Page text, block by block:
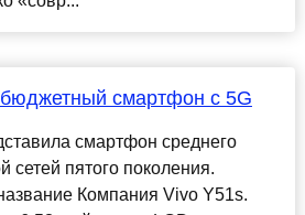
смартфон c 5G
смартфон среднего
сетей пятого поколения.
Компания Vivo Y51s.